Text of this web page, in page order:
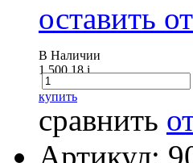
оставить
В Наличии
1 500.18i
купить
сравнить